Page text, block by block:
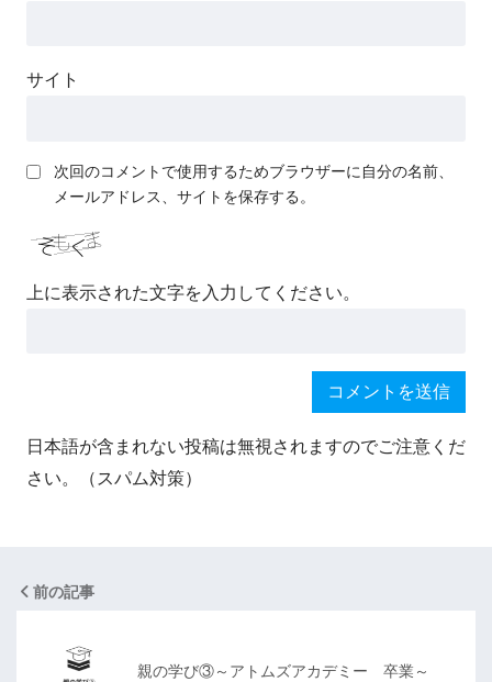
サイト
次回のコメントで使用するためブラウザーに自分の名前、
メールアドレス、サイトを保存する。
上に表示された文字を入力してください。
日本語が含まれない投稿は無視されますのでご注意くだ
さい。（スパム対策）
前の記事
親の学び③～アトムズアカデミー 卒業～